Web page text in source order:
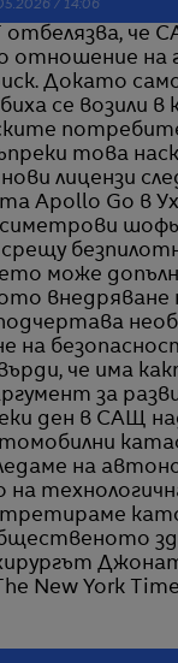
/ 14:06
че
отношение
Докато
се возили в
това
лицензи
Apollo Go в
може
внедряване
на
че има
за
ден в САЩ
на
третираме
New York